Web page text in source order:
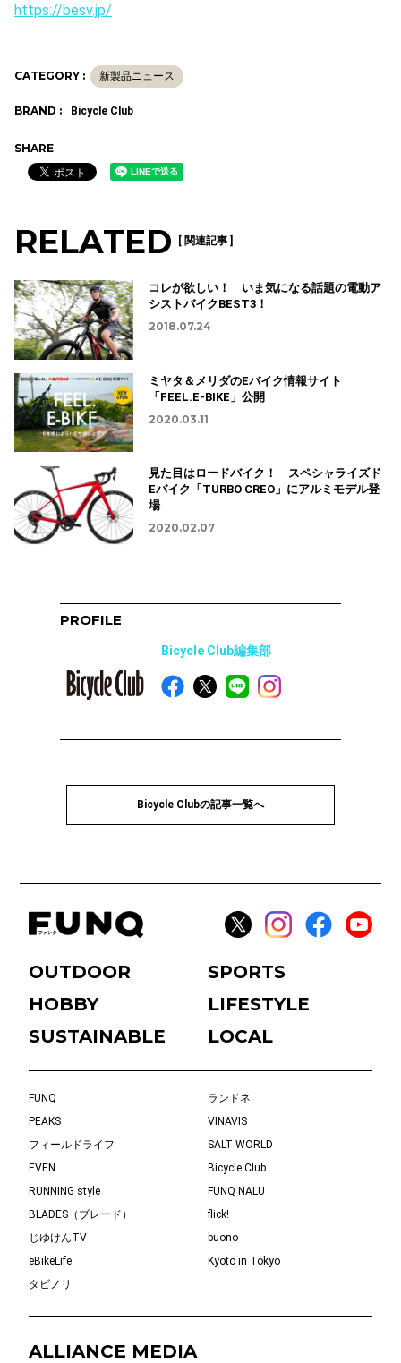
https://besv.jp/
CATEGORY : 新製品ニュース
BRAND : Bicycle Club
SHARE
RELATED [ 関連記事 ]
コレが欲しい！ いま気になる話題の電動ア
シストバイクBEST3！
2018.07.24
ミヤタ＆メリダのEバイク情報サイト
「FEEL.E-BIKE」公開
2020.03.11
見た目はロードバイク！ スペシャライズド
Eバイク「TURBO CREO」にアルミモデル登
場
2020.02.07
PROFILE
Bicycle Club編集部
Bicycle Clubの記事一覧へ
OUTDOOR
SPORTS
HOBBY
LIFESTYLE
SUSTAINABLE
LOCAL
FUNQ
ランドネ
PEAKS
VINAVIS
フィールドライフ
SALT WORLD
EVEN
Bicycle Club
RUNNING style
FUNQ NALU
BLADES（ブレード）
flick!
じゆけんTV
buono
eBikeLife
Kyoto in Tokyo
タビノリ
ALLIANCE MEDIA